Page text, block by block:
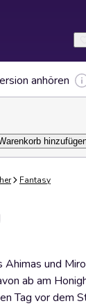
anhören
Fantasy
Ahimas und
ab am
Tag vor dem